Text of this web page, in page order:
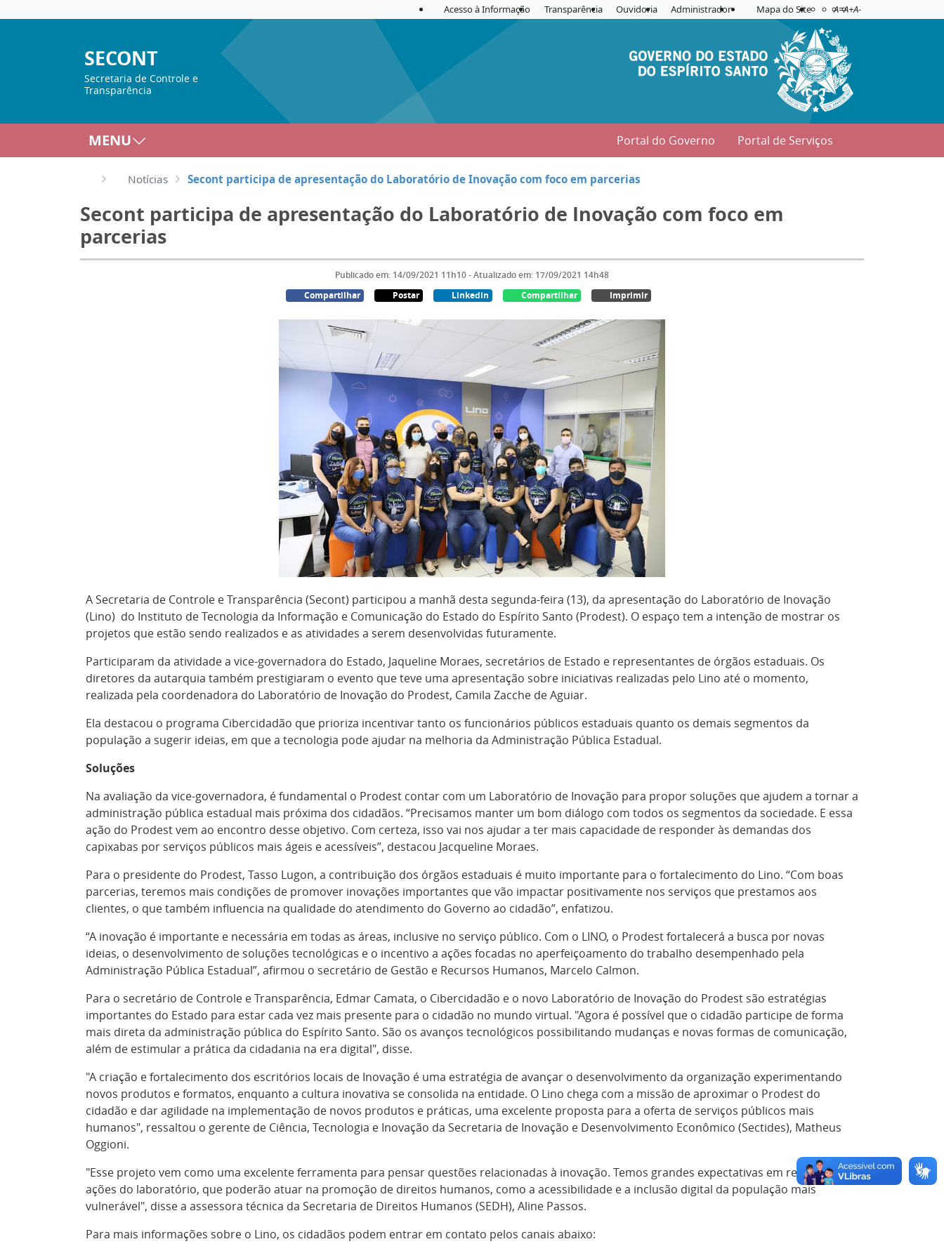
Acesso à Informação Transparência Ouvidoria Administrador Mapa do Site Acessibilidade
Aplicar contraste
A=A+A-
SECONT
Secretaria de Controle e
Transparência
MENU Portal do Governo Portal de Serviços
Notícias Secont participa de apresentação do Laboratório de Inovação com foco em parcerias
Secont participa de apresentação do Laboratório de Inovação com foco em
parcerias
Publicado em: 14/09/2021 11h10 - Atualizado em: 17/09/2021 14h48
Compartilhar
Postar Linkedin Compartilhar Imprimir
A Secretaria de Controle e Transparência (Secont) participou a manhã desta segunda-feira (13), da apresentação do Laboratório de Inovação
(Lino) do Instituto de Tecnologia da Informação e Comunicação do Estado do Espírito Santo (Prodest). O espaço tem a intenção de mostrar os
projetos que estão sendo realizados e as atividades a serem desenvolvidas futuramente.
Participaram da atividade a vice-governadora do Estado, Jaqueline Moraes, secretários de Estado e representantes de órgãos estaduais. Os
diretores da autarquia também prestigiaram o evento que teve uma apresentação sobre iniciativas realizadas pelo Lino até o momento,
realizada pela coordenadora do Laboratório de Inovação do Prodest, Camila Zacche de Aguiar.
Ela destacou o programa Cibercidadão que prioriza incentivar tanto os funcionários públicos estaduais quanto os demais segmentos da
população a sugerir ideias, em que a tecnologia pode ajudar na melhoria da Administração Pública Estadual.
Soluções
Na avaliação da vice-governadora, é fundamental o Prodest contar com um Laboratório de Inovação para propor soluções que ajudem a tornar a
administração pública estadual mais próxima dos cidadãos. “Precisamos manter um bom diálogo com todos os segmentos da sociedade. E essa
ação do Prodest vem ao encontro desse objetivo. Com certeza, isso vai nos ajudar a ter mais capacidade de responder às demandas dos
capixabas por serviços públicos mais ágeis e acessíveis”, destacou Jacqueline Moraes.
Para o presidente do Prodest, Tasso Lugon, a contribuição dos órgãos estaduais é muito importante para o fortalecimento do Lino. “Com boas
parcerias, teremos mais condições de promover inovações importantes que vão impactar positivamente nos serviços que prestamos aos
clientes, o que também influencia na qualidade do atendimento do Governo ao cidadão”, enfatizou.
“A inovação é importante e necessária em todas as áreas, inclusive no serviço público. Com o LINO, o Prodest fortalecerá a busca por novas
ideias, o desenvolvimento de soluções tecnológicas e o incentivo a ações focadas no aperfeiçoamento do trabalho desempenhado pela
Administração Pública Estadual”, afirmou o secretário de Gestão e Recursos Humanos, Marcelo Calmon.
Para o secretário de Controle e Transparência, Edmar Camata, o Cibercidadão e o novo Laboratório de Inovação do Prodest são estratégias
importantes do Estado para estar cada vez mais presente para o cidadão no mundo virtual. "Agora é possível que o cidadão participe de forma
mais direta da administração pública do Espírito Santo. São os avanços tecnológicos possibilitando mudanças e novas formas de comunicação,
além de estimular a prática da cidadania na era digital", disse.
"A criação e fortalecimento dos escritórios locais de Inovação é uma estratégia de avançar o desenvolvimento da organização experimentando
novos produtos e formatos, enquanto a cultura inovativa se consolida na entidade. O Lino chega com a missão de aproximar o Prodest do
cidadão e dar agilidade na implementação de novos produtos e práticas, uma excelente proposta para a oferta de serviços públicos mais
humanos", ressaltou o gerente de Ciência, Tecnologia e Inovação da Secretaria de Inovação e Desenvolvimento Econômico (Sectides), Matheus
Oggioni.
"Esse projeto vem como uma excelente ferramenta para pensar questões relacionadas à inovação. Temos grandes expectativas em relação às
ações do laboratório, que poderão atuar na promoção de direitos humanos, como a acessibilidade e a inclusão digital da população mais
vulnerável", disse a assessora técnica da Secretaria de Direitos Humanos (SEDH), Aline Passos.
Para mais informações sobre o Lino, os cidadãos podem entrar em contato pelos canais abaixo: